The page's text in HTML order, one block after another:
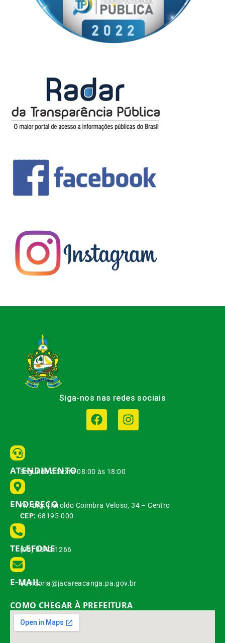
Siga-nos nas redes sociais
ATENDIMENTO
Segunda à Sexta 08:00 às 18:00
ENDEREÇO
Av. Brg. Haroldo Coimbra Veloso, 34 – Centro
CEP: 68195-000
TELEFONE
(93) 3542-1266
E-MAIL
ouvidoria@jacareacanga.pa.gov.br
COMO CHEGAR À PREFEITURA